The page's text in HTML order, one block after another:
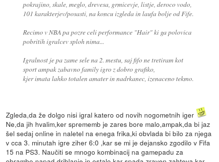
pokrajino, skale, meglo, drevesa, grmicevje, listje, deroco vodo,
101 karakterjev/posasti, na koncu izgleda in laufa bolje od Fife.
Recimo v NBA pa pozre celi performance "Hair" ki ga polovica
pobritih igralcev sploh nima...
Igralnost je pa zame sele na 2. mestu, saj fifo ne tretiram kot
sport ampak zabavno family igro z dobro grafiko,
kjer imata lahko totalen amater in nadrkanec, izenaceno tekmo.
Zgleda,da že dolgo nisi igral katero od novih nogometnih iger
Ne,da jih hvalim,ker sprememb je zares bore malo,ampak,da bi jaz
šel sedaj online in naletel na enega frika,ki obvlada bi bilo za njega
v cca 3. minutah igre ziher 6:0 ,kar se mi je dejansko zgodilo v Fifa
15 na PS3. Naučiti se mnogo kombinacij na gamepadu za